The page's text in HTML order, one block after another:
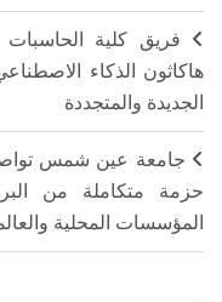
فريق كلية
هاكاثون الذكاء
الجديدة والمتجددة
جامعة عين شمس
حزمة متكاملة من
المؤسسات المحلية